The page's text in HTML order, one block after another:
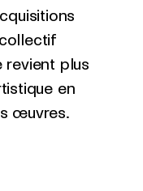
revient plus
en
œuvres.